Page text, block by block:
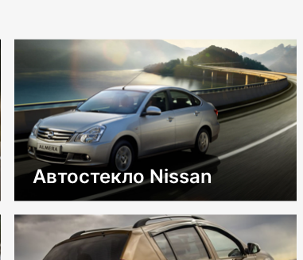
Автостекло Nissan